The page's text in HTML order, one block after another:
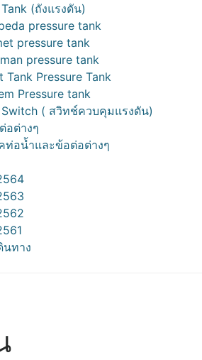
(ถังแรงดัน)
pressure tank
pressure tank
pressure tank
Tank Pressure Tank
Pressure tank
Switch ( สวิทช์ควบคุมแรงดัน)
อต่างๆ
ท่อน้ำและข้อต่อต่างๆ
นทาง